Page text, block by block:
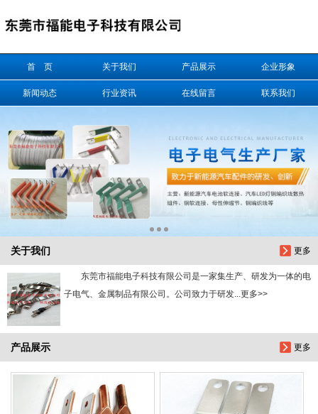
首 页 关于我们 产品展示 企业形象
新闻动态 行业资讯 在线留言 联系我们
更多
关于我们
东莞市福能电子科技有限公司是一家集生产、研发为一体的电
子电气、金属制品有限公司。公司致力于研发...更多>>
更多
产品展示